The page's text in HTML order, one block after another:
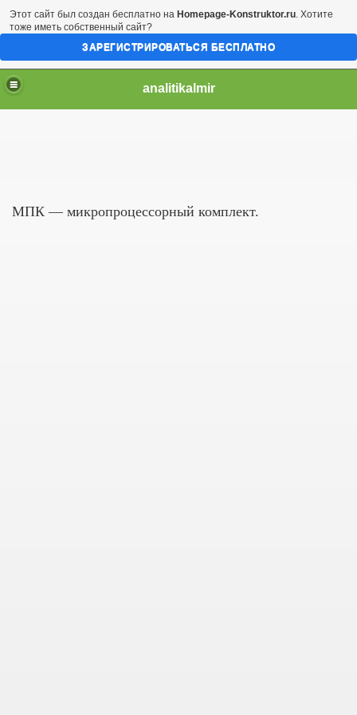
analitikalmir
МПК — микропроцессорный комплект.
Этот сайт был создан бесплатно на Homepage-Konstruktor.ru. Хотите
тоже иметь собственный сайт?
ЗАРЕГИСТРИРОВАТЬСЯ БЕСПЛАТНО